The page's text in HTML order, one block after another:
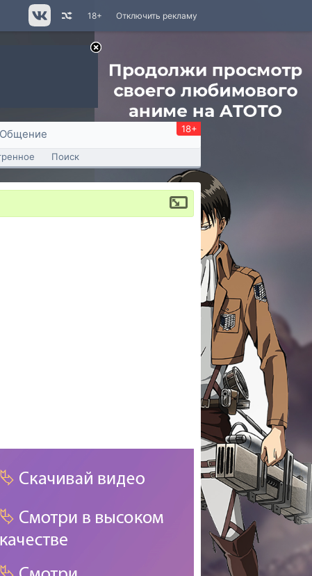
Отключить рекламу
18+
Общение 18+
Поиск